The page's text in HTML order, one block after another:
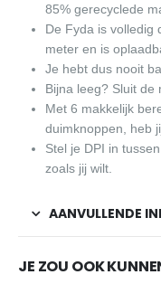
85% gerecyclede
De Fyda is volledig
meter en is
Je hebt dus nooit
Bijna leeg? Sluit de
Met 6 makkelijk
duimknoppen, heb
Stel je DPI in
zoals jij wilt.
AANVULLENDE
JE ZOU OOK